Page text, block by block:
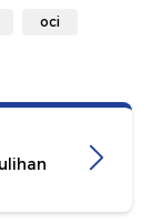
oci